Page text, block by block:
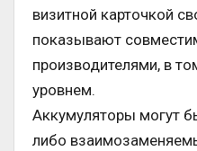
визитной карточкой
показывают
производителями, в
уровнем.
Аккумуляторы могут
либо